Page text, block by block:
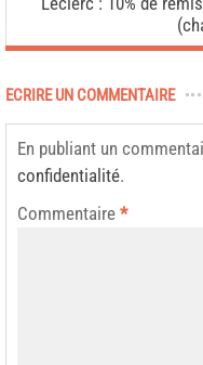
ECRIRE UN COMMENTAIRE
En publiant un
confidentialité.
Commentaire *